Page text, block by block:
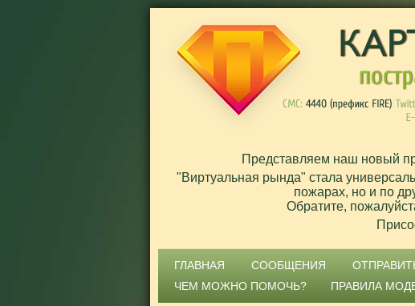
Представляем наш новый
"Виртуальная рында" стала
пожарах, но и по
Обратите,
ГЛАВНАЯ СООБЩЕНИЯ
ЧЕМ МОЖНО ПОМОЧЬ?
ПРАВИЛА